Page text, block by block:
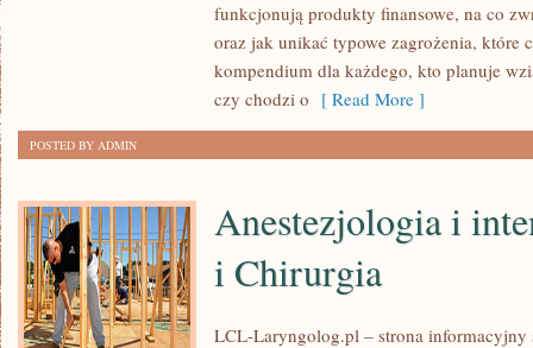
funkcjonują produkty finansowe, na co
oraz jak unikać typowe zagrożenia, które
kompendium dla każdego, kto planuje
czy chodzi o [ Read More ]
POSTED BY ADMIN
Anestezjologia i
i Chirurgia
LCL-Laryngolog.pl – strona informacyjny